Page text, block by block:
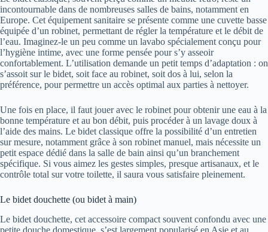
incontournable dans de nombreuses salles de bains, notamment en
Europe. Cet équipement sanitaire se présente comme une cuvette basse
équipée d’un robinet, permettant de régler la température et le débit de
l’eau. Imaginez-le un peu comme un lavabo spécialement conçu pour
l’hygiène intime, avec une forme pensée pour s’y asseoir
confortablement. L’utilisation demande un petit temps d’adaptation : on
s’assoit sur le bidet, soit face au robinet, soit dos à lui, selon la
préférence, pour permettre un accès optimal aux parties à nettoyer.
Une fois en place, il faut jouer avec le robinet pour obtenir une eau à la
bonne température et au bon débit, puis procéder à un lavage doux à
l’aide des mains. Le bidet classique offre la possibilité d’un entretien
sur mesure, notamment grâce à son robinet manuel, mais nécessite un
petit espace dédié dans la salle de bain ainsi qu’un branchement
spécifique. Si vous aimez les gestes simples, presque artisanaux, et le
contrôle total sur votre toilette, il saura vous satisfaire pleinement.
Le bidet douchette (ou bidet à main)
Le bidet douchette, cet accessoire compact souvent confondu avec une
petite douche domestique, s’est largement popularisé en Asie et au